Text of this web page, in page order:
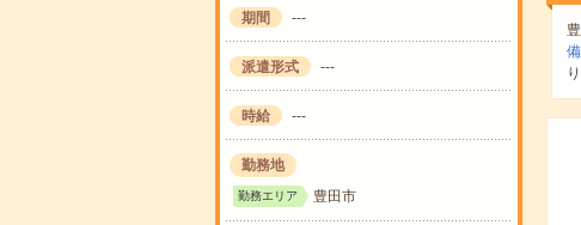
期間 ---
派遣形式 ---
時給 ---
勤務地
勤務エリア 豊田市
備